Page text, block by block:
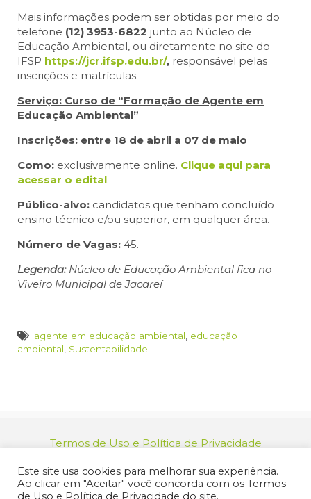
Mais informações podem ser obtidas por meio do
telefone (12) 3953-6822 junto ao Núcleo de
Educação Ambiental, ou diretamente no site do
IFSP https://jcr.ifsp.edu.br/, responsável pelas
inscrições e matrículas.
Serviço: Curso de “Formação de Agente em
Educação Ambiental”
Inscrições: entre 18 de abril a 07 de maio
Como: exclusivamente online. Clique aqui para
acessar o edital.
Público-alvo: candidatos que tenham concluído
ensino técnico e/ou superior, em qualquer área.
Número de Vagas: 45.
Legenda:Núcleo de Educação Ambiental fica no
Viveiro Municipal de Jacareí
agente em educação ambiental educação
ambiental Sustentabilidade
Termos de Uso e Política de Privacidade
46.694.139/0001-83 | (12) 3955-9000
Endereço: Praça dos Três Poderes, 73 - Centro -
Este site usa cookies para melhorar sua experiência.
Ao clicar em "Aceitar" você concorda com os Termos
de Uso e Política de Privacidade do site.